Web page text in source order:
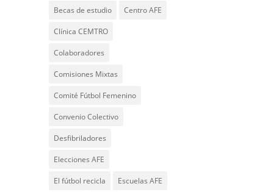
Becas de estudio Centro AFE
Clínica CEMTRO
Colaboradores
Comisiones Mixtas
Comité Fútbol Femenino
Convenio Colectivo
Desfibriladores
Elecciones AFE
El fútbol recicla Escuelas AFE